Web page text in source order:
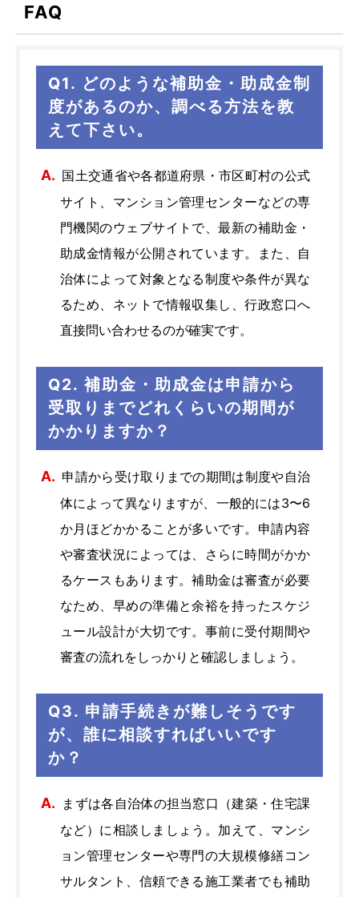
FAQ
Q1. どのような補助金・助成金制
度があるのか、調べる方法を教
えて下さい。
国土交通省や各都道府県・市区町村の公式
サイト、マンション管理センターなどの専
門機関のウェブサイトで、最新の補助金・
助成金情報が公開されています。また、自
治体によって対象となる制度や条件が異な
るため、ネットで情報収集し、行政窓口へ
直接問い合わせるのが確実です。
Q2. 補助金・助成金は申請から
受取りまでどれくらいの期間が
かかりますか？
申請から受け取りまでの期間は制度や自治
体によって異なりますが、一般的には3〜6
か月ほどかかることが多いです。申請内容
や審査状況によっては、さらに時間がかか
るケースもあります。補助金は審査が必要
なため、早めの準備と余裕を持ったスケジ
ュール設計が大切です。事前に受付期間や
審査の流れをしっかりと確認しましょう。
Q3. 申請手続きが難しそうです
が、誰に相談すればいいです
か？
まずは各自治体の担当窓口（建築・住宅課
など）に相談しましょう。加えて、マンシ
ョン管理センターや専門の大規模修繕コン
サルタント、信頼できる施工業者でも補助